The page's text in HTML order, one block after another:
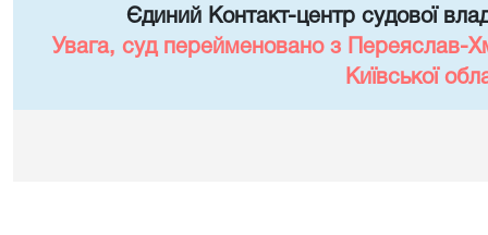
Єдиний Контакт-центр судової
Увага, суд перейменовано з Переяслав-
Київської